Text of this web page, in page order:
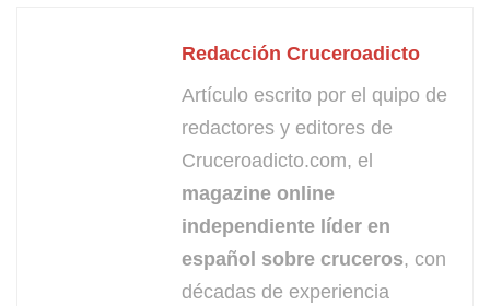
Redacción Cruceroadicto
Artículo escrito por el quipo de
redactores y editores de
Cruceroadicto.com, el
magazine online
independiente líder en
español sobre cruceros, con
décadas de experiencia